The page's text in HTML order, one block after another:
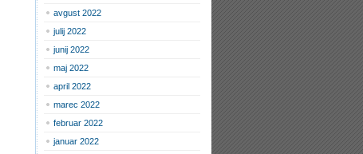
avgust 2022
julij 2022
junij 2022
maj 2022
april 2022
marec 2022
februar 2022
januar 2022